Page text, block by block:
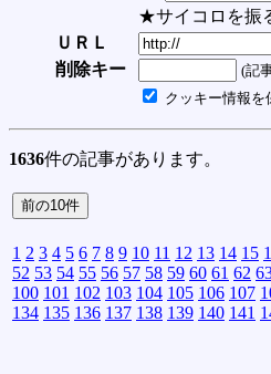
★サイコロを振
ＵＲＬ
削除キー
(記
クッキー情報を
1636件の記事があります。
1 2 3 4 5 6 7 8 9 10 11 12 13 14 15
52 53 54 55 56 57 58 59 60 61 62
100 101 102 103 104 105 106 107
134 135 136 137 138 139 140 141